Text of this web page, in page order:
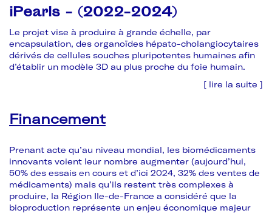
iPearls - (2022-2024)
Le projet vise à produire à grande échelle, par
encapsulation, des organoïdes hépato-cholangiocytaires
dérivés de cellules souches pluripotentes humaines afin
d’établir un modèle 3D au plus proche du foie humain.
[ lire la suite ]
Financement
Prenant acte qu’au niveau mondial, les biomédicaments
innovants voient leur nombre augmenter (aujourd’hui,
50% des essais en cours et d’ici 2024, 32% des ventes de
médicaments) mais qu’ils restent très complexes à
produire, la Région Ile-de-France a considéré que la
bioproduction représente un enjeu économique majeur